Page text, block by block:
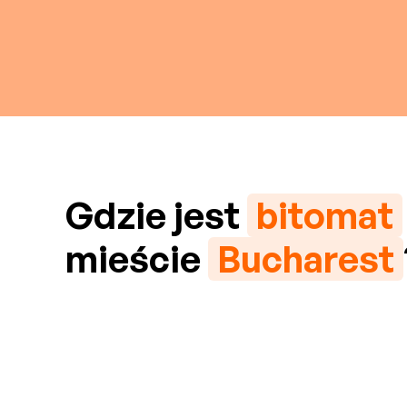
Gdzie jest bitomat
mieście Bucharest